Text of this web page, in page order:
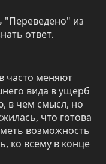
"Переведено" из
ответ.
часто меняют
вида в ущерб
в чем смысл, но
что готова
возможность
ко всему в конце